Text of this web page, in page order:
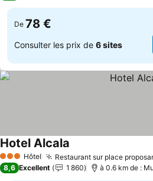
De 78 €
Consulter les prix de 6 sites
3 ÉtoilesHôtel Restaurant sur place
Hotel Alcala
8,6 Excellent 1 860 à 0.6 km de :